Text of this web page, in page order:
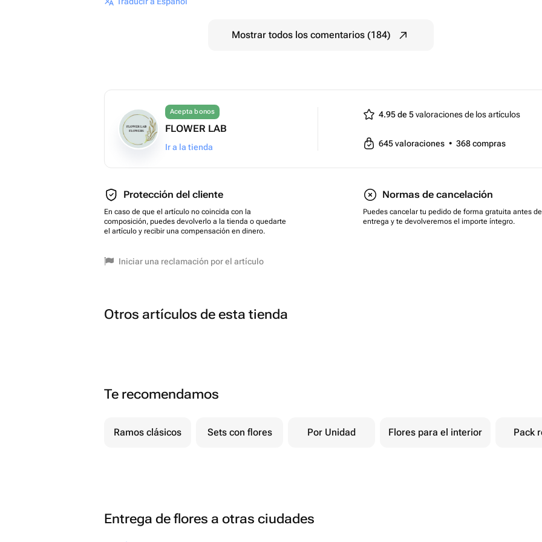
Mostrar todos los comentarios (184)
Acepta bonos
FLOWER LAB
Ir a la tienda
4.95 de 5valoraciones de los artículos
645valoraciones • 368compras
Protección del cliente
En caso de que el artículo no coincida con la
composición, puedes devolverlo a la tienda o quedarte
el artículo y recibir una compensación en dinero.
Normas de cancelación
Puedes cancelar tu pedido de forma gratuita antes
entrega y te devolveremos el importe íntegro.
Iniciar una reclamación por el artículo
Otros artículos de esta tienda
Te recomendamos
Ramos clásicos Sets con flores Por Unidad Flores para el interior Pack
Entrega de flores a otras ciudades